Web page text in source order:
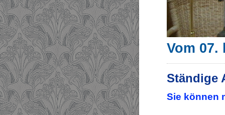
Vom 07.
Ständige
Sie können